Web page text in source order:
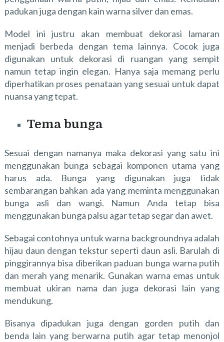
padukan juga dengan kain warna silver dan emas.
Model ini justru akan membuat dekorasi lamaran
menjadi berbeda dengan tema lainnya. Cocok juga
digunakan untuk dekorasi di ruangan yang sempit
namun tetap ingin elegan. Hanya saja memang perlu
diperhatikan proses penataan yang sesuai untuk dapat
nuansa yang tepat.
Tema bunga
Sesuai dengan namanya maka dekorasi yang satu ini
menggunakan bunga sebagai komponen utama yang
harus ada. Bunga yang digunakan juga tidak
sembarangan bahkan ada yang meminta menggunakan
bunga asli dan wangi. Namun Anda tetap bisa
menggunakan bunga palsu agar tetap segar dan awet.
Sebagai contohnya untuk warna backgroundnya adalah
hijau daun dengan tekstur seperti daun asli. Barulah di
pinggirannya bisa diberikan paduan bunga warna putih
dan merah yang menarik. Gunakan warna emas untuk
membuat ukiran nama dan juga dekorasi lain yang
mendukung.
Bisanya dipadukan juga dengan gorden putih dan
benda lain yang berwarna putih agar tetap menonjol